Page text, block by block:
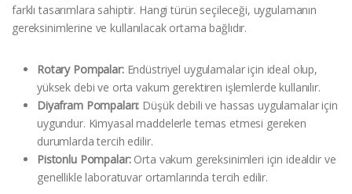
farklı tasarımlara sahiptir. Hangi türün seçileceği, uygulamanın
gereksinimlerine ve kullanılacak ortama bağlıdır.
Rotary Pompalar:Endüstriyel uygulamalar için ideal olup,
yüksek debi ve orta vakum gerektiren işlemlerde kullanılır.
Diyafram Pompaları: Düşük debili ve hassas uygulamalar için
uygundur. Kimyasal maddelerle temas etmesi gereken
durumlarda tercih edilir.
Pistonlu Pompalar:Orta vakum gereksinimleri için idealdir ve
genellikle laboratuvar ortamlarında tercih edilir.